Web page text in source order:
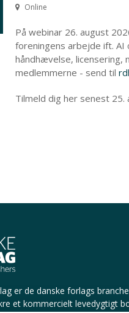
Online
På webinar 26. august
foreningens arbejde ift. AI
håndhævelse, licensering,
medlemmerne - send til
Tilmeld dig her senest 25.
er de danske forlags
et kommercielt levedygtigt